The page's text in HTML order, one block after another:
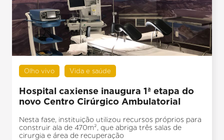
Olho vivo Vida e saúde
Hospital caxiense inaugura 1ª etapa do
novo Centro Cirúrgico Ambulatorial
Nesta fase, instituição utilizou recursos próprios para
construir ala de 470m², que abriga três salas de
cirurgia e área de recuperação